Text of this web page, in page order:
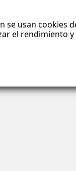
se usan cookies
el rendimiento